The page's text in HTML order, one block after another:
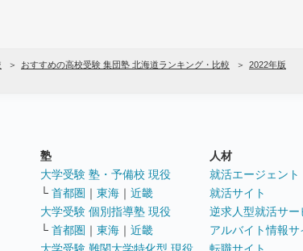
おすすめの高校受験 集団塾 北海道ランキング・比較
2022年版
塾
大学受験 塾・予備校 現役
└ 首都圏 ｜ 東海 ｜ 近畿
大学受験 個別指導塾 現役
└ 首都圏 ｜ 東海 ｜ 近畿
人材
就活エージェント
就活サイト
逆求人型就活サー
アルバイト情報サ